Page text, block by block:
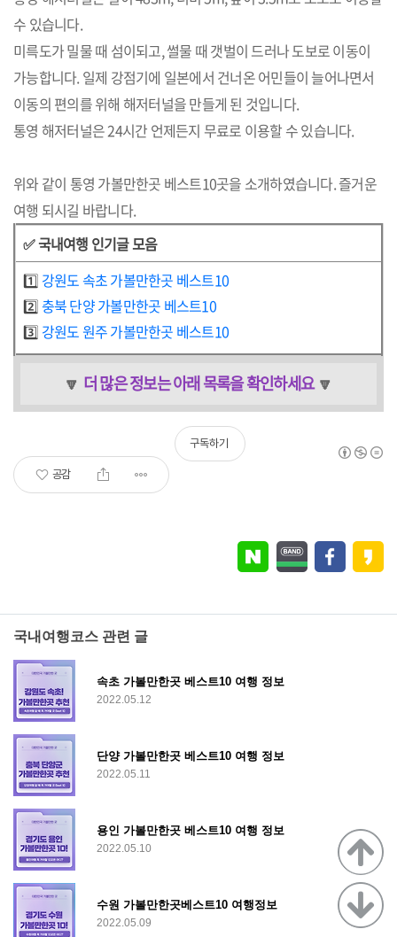
수 있습니다.
미륵도가 밀물 때 섬이되고, 썰물 때 갯벌이 드러나 도보로 이동이
가능합니다. 일제 강점기에 일본에서 건너온 어민들이 늘어나면서
이동의 편의를 위해 해저터널을 만들게 된 것입니다.
통영 해저터널은 24시간 언제든지 무료로 이용할 수 있습니다.
위와 같이 통영 가볼만한곳 베스트10곳을 소개하였습니다. 즐거운
여행 되시길 바랍니다.
✅ 국내여행 인기글 모음
1️⃣ 강원도 속초 가볼만한곳 베스트10
2️⃣충북 단양 가볼만한곳 베스트10
3️⃣ 강원도 원주 가볼만한곳 베스트10
🔽 더 많은 정보는 아래 목록을 확인하세요🔽
공감
구독하기
국내여행코스 관련 글
속초 가볼만한곳 베스트10 여행 정보
2022.05.12
단양 가볼만한곳 베스트10 여행 정보
2022.05.11
용인 가볼만한곳 베스트10 여행 정보
2022.05.10
수원 가볼만한곳베스트10 여행정보
2022.05.09